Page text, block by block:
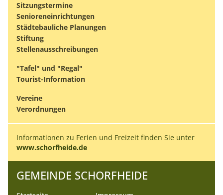
Sitzungstermine
Senioreneinrichtungen
Städtebauliche Planungen
Stiftung
Stellenausschreibungen
"Tafel" und "Regal"
Tourist-Information
Vereine
Verordnungen
Informationen zu Ferien und Freizeit finden Sie unter
www.schorfheide.de
GEMEINDE SCHORFHEIDE